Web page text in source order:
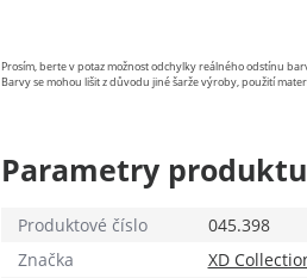
Prosím, berte v potaz možnost odchylky reálného odstínu
Barvy se mohou lišit z důvodu jiné šarže výroby, použití
Parametry produktu
Produktové číslo
045.398
Značka
XD